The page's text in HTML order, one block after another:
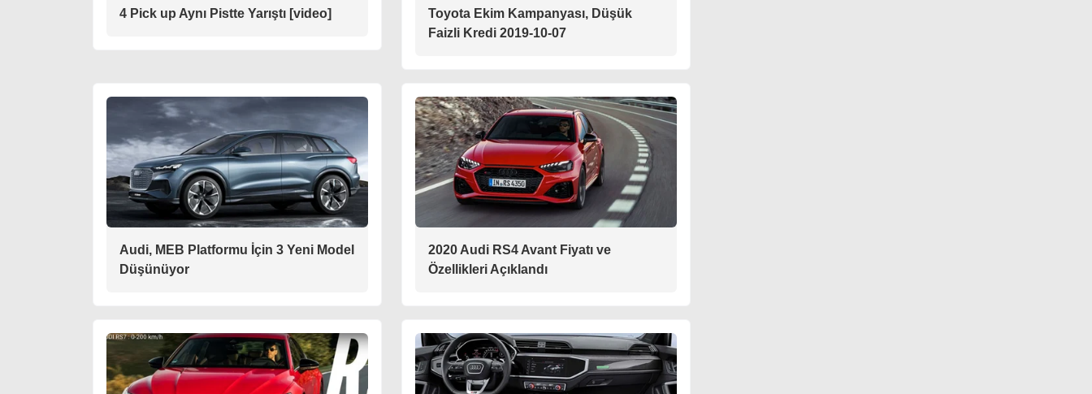
4 Pick up Aynı Pistte Yarıştı [video]
Toyota Ekim Kampanyası, Düşük
Faizli Kredi 2019-10-07
Audi, MEB Platformu İçin 3 Yeni Model
Düşünüyor
2020 Audi RS4 Avant Fiyatı ve
Özellikleri Açıklandı